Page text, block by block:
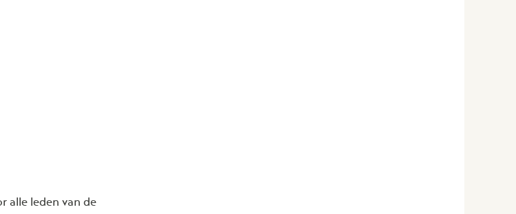
alle leden van de